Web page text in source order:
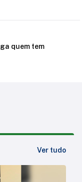
quem tem
Ver tudo